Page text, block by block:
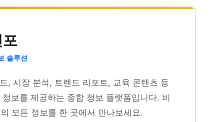
솔루션
, 시장 분석, 트렌드 리포트, 교육 콘텐츠 등
보를 제공하는 종합 정보 플랫폼입니다. 비
모든 정보를 한 곳에서 만나보세요.